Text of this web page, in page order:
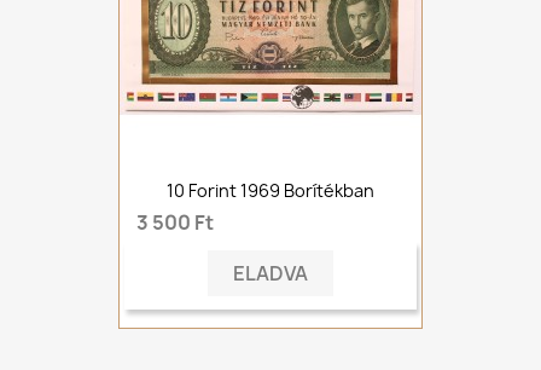
10 Forint 1969 Borítékban
3 500 Ft
ELADVA